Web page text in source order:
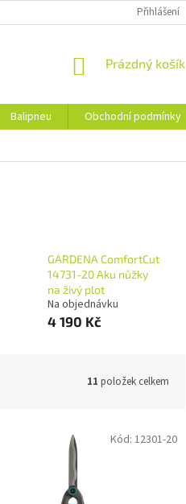
Přihlášení
NÁKUPNÍ
Prázdný košík
Balipneu Obchodní podmínky
GARDENA ComfortCut
14731-20 Aku nůžky
na živý plot
Na objednávku
4 190 Kč
11 položek celkem
Kód: 12301-20